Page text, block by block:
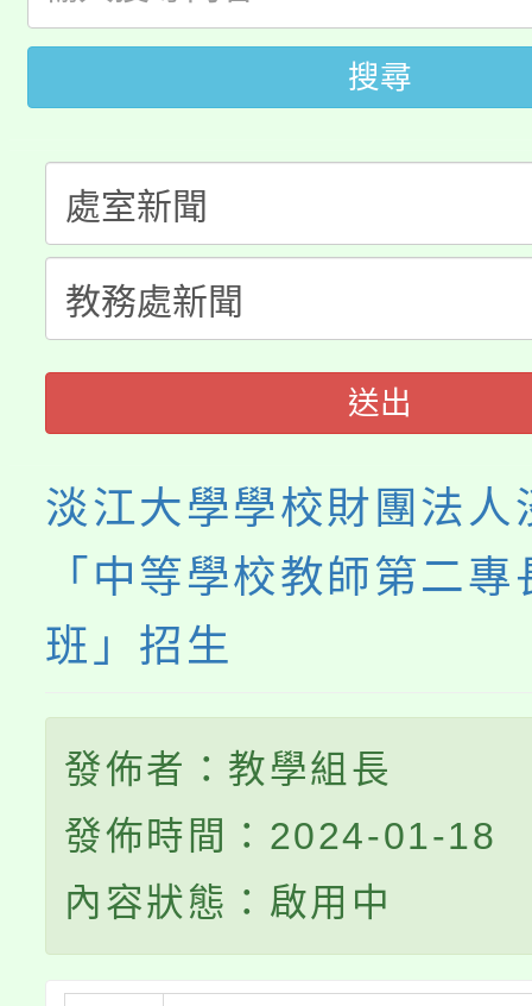
田徑場及游泳池舉行。
桃園市低收入戶享有免
視費優惠，中低收入戶
半價優惠，詳情可洽有
者。
大園自造教育及科技
份教師增能研習
份教師研習
淨零綠生活教案入校路
會
115年食農教育專業人
程
搜尋
送出
淡江大學學校財團法人
「中等學校教師第二
班」招生
發佈者：教學組長
發佈時間：2024-01-18
內容狀態：啟用中